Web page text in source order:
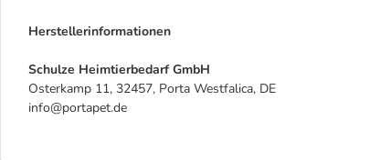
Herstellerinformationen
Schulze Heimtierbedarf GmbH
Osterkamp 11, 32457, Porta Westfalica, DE
info@portapet.de